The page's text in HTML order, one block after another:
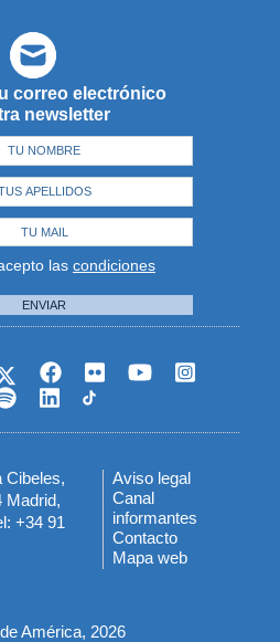
correo electrónico
newsletter
las condiciones
ENVIAR
Cibeles,
Madrid,
+34 91
Menú
del
pie
Aviso legal
Canal
informantes
Contacto
Mapa web
América, 2026